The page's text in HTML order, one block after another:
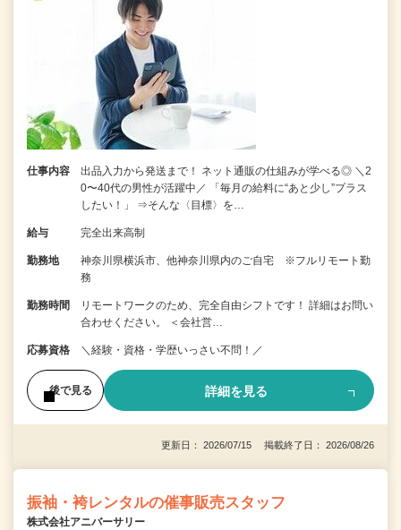
仕事内容
出品入力から発送まで！ ネット通販の仕組みが学べる◎ ＼2
0〜40代の男性が活躍中／ 「毎月の給料に“あと少し”プラス
したい！」 ⇒そんな〈目標〉を…
給与 完全出来高制
勤務地
神奈川県横浜市、他神奈川県内のご自宅 ※フルリモート勤
務
勤務時間
リモートワークのため、完全自由シフトです！ 詳細はお問い
合わせください。 ＜会社営…
応募資格 ＼経験・資格・学歴いっさい不問！／
後で見る 詳細を見る
更新日： 2026/07/15 掲載終了日： 2026/08/26
振袖・袴レンタルの催事販売スタッフ
株式会社アニバーサリー